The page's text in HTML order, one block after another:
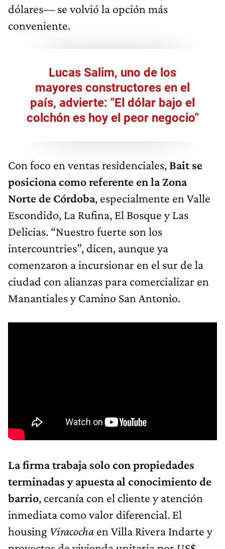
dólares— se volvió la opción más
conveniente.
Lucas Salim, uno de los
mayores constructores en el
país, advierte: "El dólar bajo el
colchón es hoy el peor negocio"
Con foco en ventas residenciales, Bait se
posiciona como referente en la Zona
Norte de Córdoba, especialmente en Valle
Escondido, La Rufina, El Bosque y Las
Delicias. “Nuestro fuerte son los
intercountries”, dicen, aunque ya
comenzaron a incursionar en el sur de la
ciudad con alianzas para comercializar en
Manantiales y Camino San Antonio.
La firma trabaja solo con propiedades
terminadas y apuesta al conocimiento de
barrio, cercanía con el cliente y atención
inmediata como valor diferencial. El
housing Viracocha en Villa Rivera Indarte y